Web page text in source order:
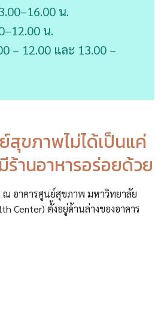
น.
น.
– 12.00 และ 13.00 –
สุขภาพไม่ได้เป็นแค่
านอาหารอร่อยด้วย
อาคารศูนย์สุขภาพ มหาวิทยาลัย
Center) ตั้งอยู่ด้านล่างของอาคาร